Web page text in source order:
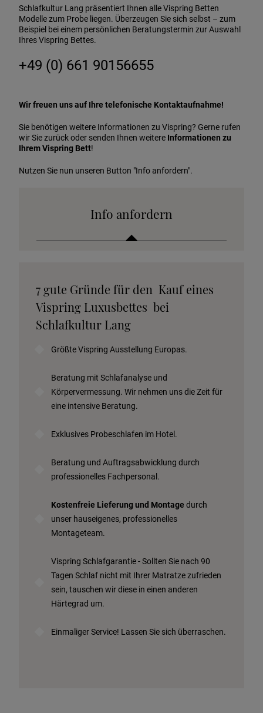
Schlafkultur Lang präsentiert Ihnen alle Vispring Betten
Modelle zum Probe liegen. Überzeugen Sie sich selbst – zum
Beispiel bei einem persönlichen Beratungstermin zur Auswahl
Ihres Vispring Bettes.
+49 (0) 661 90156655
Wir freuen uns auf Ihre telefonische Kontaktaufnahme!
Sie benötigen weitere Informationen zu Vispring? Gerne rufen
wir Sie zurück oder senden Ihnen weitere Informationen zu
Ihrem Vispring Bett!
Nutzen Sie nun unseren Button "Info anfordern".
Info anfordern
Stoffkollektion anfordern
Telefonische Beratung anfordern
Beratungstermin vereinbaren
Probeschlafen im Hotel
7 gute Gründe für den Kauf eines
Vispring Luxusbettes bei
Schlafkultur Lang
Größte Vispring Ausstellung Europas.
Beratung mit Schlafanalyse und
Körpervermessung. Wir nehmen uns die Zeit für
eine intensive Beratung.
Exklusives Probeschlafen im Hotel.
Beratung und Auftragsabwicklung durch
professionelles Fachpersonal.
Kostenfreie Lieferung und Montage durch
unser hauseigenes, professionelles
Montageteam.
Vispring Schlafgarantie - Sollten Sie nach 90
Tagen Schlaf nicht mit Ihrer Matratze zufrieden
sein, tauschen wir diese in einen anderen
Härtegrad um.
Einmaliger Service! Lassen Sie sich überraschen.